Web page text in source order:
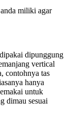
miliki agar
dipunggung
vertical
contohnya tas
hanya
untuk
dimau sesuai